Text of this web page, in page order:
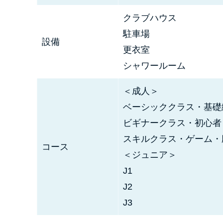
設備
クラブハウス
駐車場
更衣室
シャワールーム
コース
＜成人＞
ベーシッククラス・基礎
ビギナークラス・初心者
スキルクラス・ゲーム
＜ジュニア＞
J1
J2
J3